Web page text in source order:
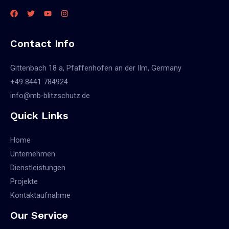
Contact Info
Gittenbach 18 a, Pfaffenhofen an der Ilm, Germany
+49 8441 784924
info@mb-blitzschutz.de
Quick Links
Home
Unternehmen
Dienstleistungen
Projekte
Kontaktaufnahme
Our Service